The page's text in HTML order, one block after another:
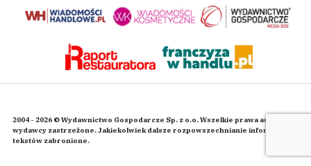
2004 - 2026 © Wydawnictwo Gospodarcze Sp. z o.o. Wszelkie prawa autorskie
wydawcy zastrzeżone. Jakiekolwiek dalsze rozpowszechnianie informacji i
tekstów zabronione.